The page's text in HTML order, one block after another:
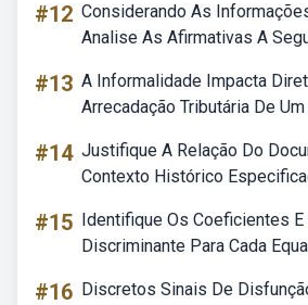
#12 Considerando As
Analise As Afirmativas A
#13 A Informalidade Impacta
Arrecadação Tributária De
#14 Justifique A Relação Do
Contexto Histórico
#15 Identifique Os Coeficientes E
Discriminante Para Cada
#16 Discretos Sinais De